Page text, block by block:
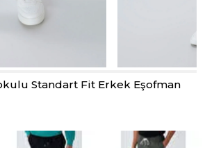
Standart Fit Erkek Eşofman